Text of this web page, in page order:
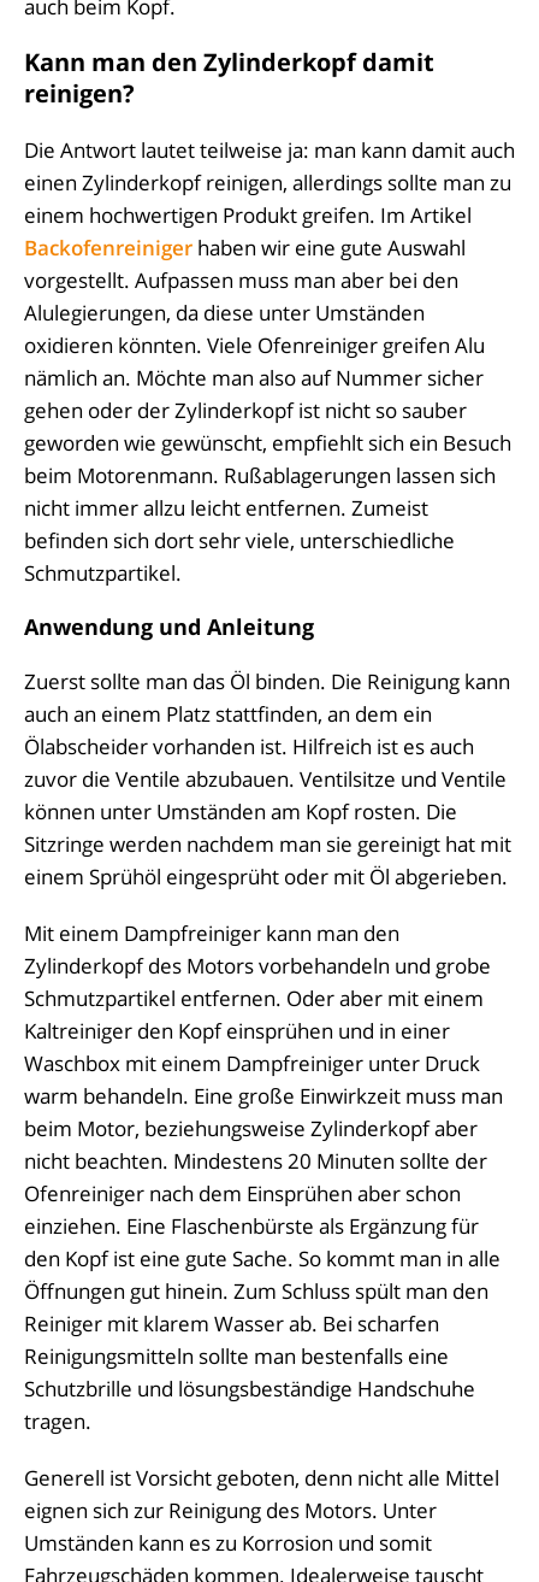
auch beim Kopf.
Kann man den Zylinderkopf damit
reinigen?
Die Antwort lautet teilweise ja: man kann damit auch
einen Zylinderkopf reinigen, allerdings sollte man zu
einem hochwertigen Produkt greifen. Im Artikel
Backofenreiniger haben wir eine gute Auswahl
vorgestellt. Aufpassen muss man aber bei den
Alulegierungen, da diese unter Umständen
oxidieren könnten. Viele Ofenreiniger greifen Alu
nämlich an. Möchte man also auf Nummer sicher
gehen oder der Zylinderkopf ist nicht so sauber
geworden wie gewünscht, empfiehlt sich ein Besuch
beim Motorenmann. Rußablagerungen lassen sich
nicht immer allzu leicht entfernen. Zumeist
befinden sich dort sehr viele, unterschiedliche
Schmutzpartikel.
Anwendung und Anleitung
Zuerst sollte man das Öl binden. Die Reinigung kann
auch an einem Platz stattfinden, an dem ein
Ölabscheider vorhanden ist. Hilfreich ist es auch
zuvor die Ventile abzubauen. Ventilsitze und Ventile
können unter Umständen am Kopf rosten. Die
Sitzringe werden nachdem man sie gereinigt hat mit
einem Sprühöl eingesprüht oder mit Öl abgerieben.
Mit einem Dampfreiniger kann man den
Zylinderkopf des Motors vorbehandeln und grobe
Schmutzpartikel entfernen. Oder aber mit einem
Kaltreiniger den Kopf einsprühen und in einer
Waschbox mit einem Dampfreiniger unter Druck
warm behandeln. Eine große Einwirkzeit muss man
beim Motor, beziehungsweise Zylinderkopf aber
nicht beachten. Mindestens 20 Minuten sollte der
Ofenreiniger nach dem Einsprühen aber schon
einziehen. Eine Flaschenbürste als Ergänzung für
den Kopf ist eine gute Sache. So kommt man in alle
Öffnungen gut hinein. Zum Schluss spült man den
Reiniger mit klarem Wasser ab. Bei scharfen
Reinigungsmitteln sollte man bestenfalls eine
Schutzbrille und lösungsbeständige Handschuhe
tragen.
Generell ist Vorsicht geboten, denn nicht alle Mittel
eignen sich zur Reinigung des Motors. Unter
Umständen kann es zu Korrosion und somit
Fahrzeugschäden kommen. Idealerweise tauscht